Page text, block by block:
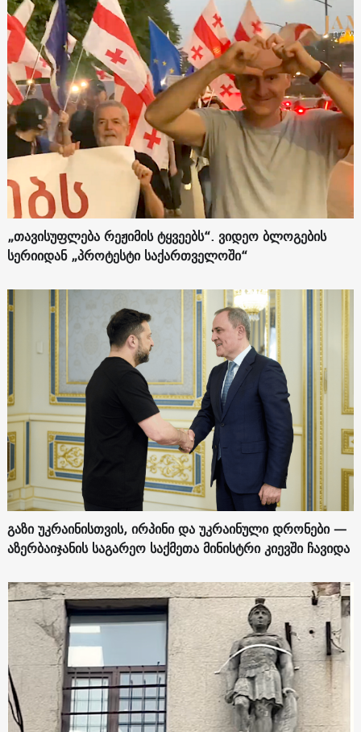
„თავისუფლება რეჟიმის ტყვეებს“. ვიდეო ბლოგების
სერიიდან „პროტესტი საქართველოში“
გაზი უკრაინისთვის, ირპინი და უკრაინული დრონები —
აზერბაიჯანის საგარეო საქმეთა მინისტრი კიევში ჩავიდა